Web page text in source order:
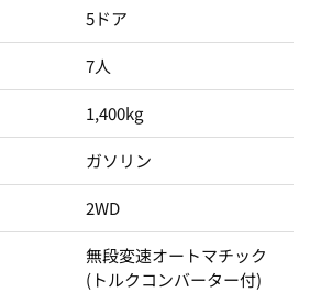
5ドア
7人
1,400kg
ガソリン
2WD
無段変速オートマチック
(トルクコンバーター付)